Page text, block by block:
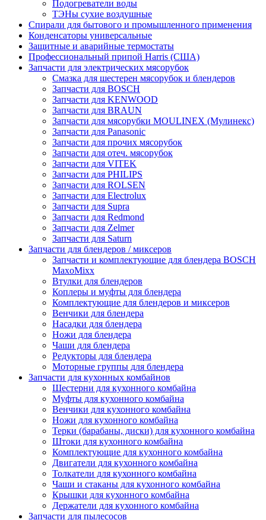
Подогреватели воды
ТЭНы сухие воздушные
Спирали для бытового и промышленного применения
Конденсаторы универсальные
Защитные и аварийные термостаты
Профессиональный припой Harris (США)
Запчасти для электрических мясорубок
Смазка для шестерен мясорубок и блендеров
Запчасти для BOSCH
Запчасти для KENWOOD
Запчасти для BRAUN
Запчасти для мясорубки MOULINEX (Мулинекс)
Запчасти для Panasonic
Запчасти для прочих мясорубок
Запчасти для отеч. мясорубок
Запчасти для VITEK
Запчасти для PHILIPS
Запчасти для ROLSEN
Запчасти для Electrolux
Запчасти для Supra
Запчасти для Redmond
Запчасти для Zelmer
Запчасти для Saturn
Запчасти для блендеров / миксеров
Запчасти и комплектующие для блендера BOSCH
MaxoMixx
Втулки для блендеров
Коплеры и муфты для блендера
Комплектующие для блендеров и миксеров
Венчики для блендера
Насадки для блендера
Ножи для блендера
Чаши для блендера
Редукторы для блендера
Моторные группы для блендера
Запчасти для кухонных комбайнов
Шестерни для кухонного комбайна
Муфты для кухонного комбайна
Венчики для кухонного комбайна
Ножи для кухонного комбайна
Терки (барабаны, диски) для кухонного комбайна
Штоки для кухонного комбайна
Комплектующие для кухонного комбайна
Двигатели для кухонного комбайна
Толкатели для кухонного комбайна
Чаши и стаканы для кухонного комбайна
Крышки для кухонного комбайна
Держатели для кухонного комбайна
Запчасти для пылесосов